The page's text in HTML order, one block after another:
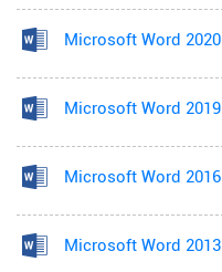
Microsoft Word 2020
Microsoft Word 2019
Microsoft Word 2016
Microsoft Word 2013